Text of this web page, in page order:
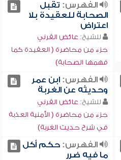
الفهرس: تقبل
الصحابة للعقيدة بلا
اعتراض
للشيخ: عائض القرني
جزء من محاضرة ( العقيدة كما
فهمها الصحابة)
الفهرس:ابن عمر
وحديثه عن الغربة
للشيخ: عائض القرني
جزء من محاضرة ( الأمنية العذبة
في شرح حديث الغربة)
الفهرس:حكم أكل
ما فيه ضرر